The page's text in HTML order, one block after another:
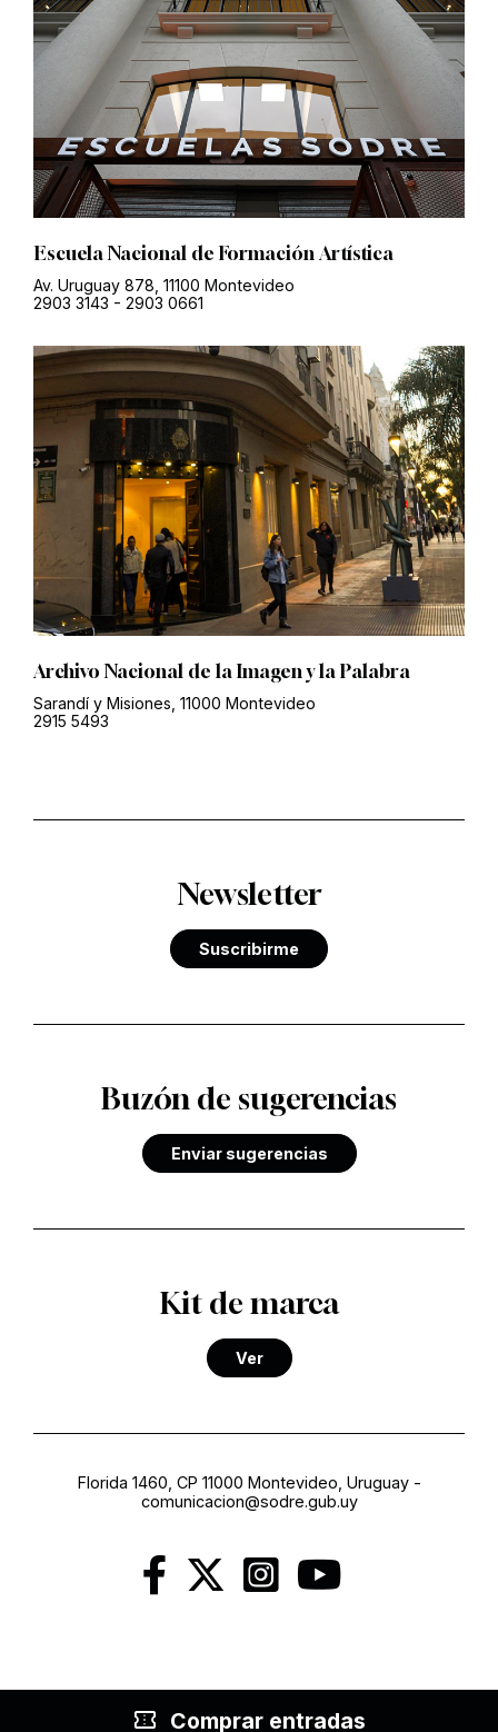
confirmation_number Comprar entradas
Escuela Nacional de Formación Artística
Av. Uruguay 878, 11100 Montevideo
2903 3143 - 2903 0661
Archivo Nacional de la Imagen y la Palabra
Sarandí y Misiones, 11000 Montevideo
2915 5493
Newsletter
Suscribirme
Buzón de sugerencias
Enviar sugerencias
Kit de marca
Ver
Florida 1460, CP 11000 Montevideo, Uruguay-
comunicacion@sodre.gub.uy